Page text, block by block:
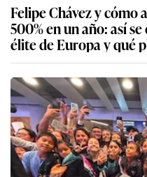
Felipe Chávez y cómo
500% en un año: así
élite de Europa y qué